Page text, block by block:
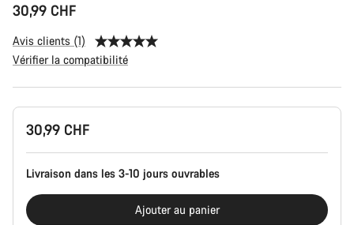
30,99 CHF
Avis clients (1)
Vérifier la compatibilité
Configuration
30,99 CHF
Livraison dans les 3-10 jours ouvrables
Ajouter au panier